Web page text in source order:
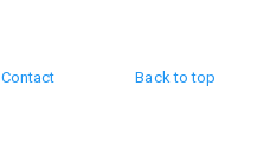
Back to top
Contact